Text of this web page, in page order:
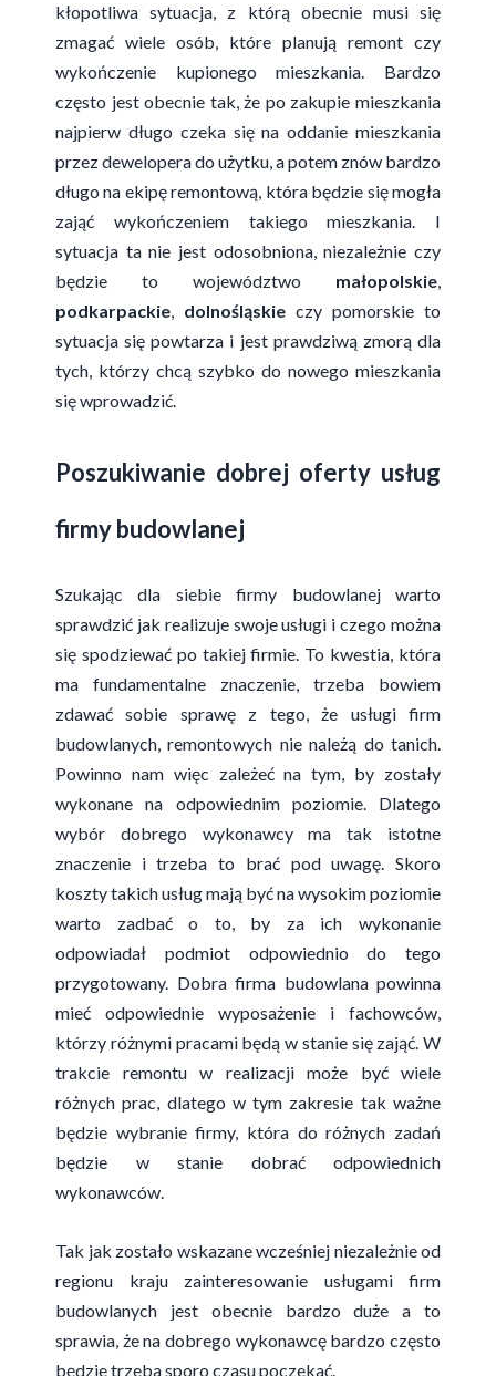
kłopotliwa sytuacja, z którą obecnie musi się
zmagać wiele osób, które planują remont czy
wykończenie kupionego mieszkania. Bardzo
często jest obecnie tak, że po zakupie mieszkania
najpierw długo czeka się na oddanie mieszkania
przez dewelopera do użytku, a potem znów bardzo
długo na ekipę remontową, która będzie się mogła
zająć wykończeniem takiego mieszkania. I
sytuacja ta nie jest odosobniona, niezależnie czy
będzie to województwo małopolskie,
podkarpackie, dolnośląskie czy pomorskie to
sytuacja się powtarza i jest prawdziwą zmorą dla
tych, którzy chcą szybko do nowego mieszkania
się wprowadzić.
Poszukiwanie dobrej oferty usług
firmy budowlanej
Szukając dla siebie firmy budowlanej warto
sprawdzić jak realizuje swoje usługi i czego można
się spodziewać po takiej firmie. To kwestia, która
ma fundamentalne znaczenie, trzeba bowiem
zdawać sobie sprawę z tego, że usługi firm
budowlanych, remontowych nie należą do tanich.
Powinno nam więc zależeć na tym, by zostały
wykonane na odpowiednim poziomie. Dlatego
wybór dobrego wykonawcy ma tak istotne
znaczenie i trzeba to brać pod uwagę. Skoro
koszty takich usług mają być na wysokim poziomie
warto zadbać o to, by za ich wykonanie
odpowiadał podmiot odpowiednio do tego
przygotowany. Dobra firma budowlana powinna
mieć odpowiednie wyposażenie i fachowców,
którzy różnymi pracami będą w stanie się zająć. W
trakcie remontu w realizacji może być wiele
różnych prac, dlatego w tym zakresie tak ważne
będzie wybranie firmy, która do różnych zadań
będzie w stanie dobrać odpowiednich
wykonawców.
Tak jak zostało wskazane wcześniej niezależnie od
regionu kraju zainteresowanie usługami firm
budowlanych jest obecnie bardzo duże a to
sprawia, że na dobrego wykonawcę bardzo często
będzie trzeba sporo czasu poczekać.